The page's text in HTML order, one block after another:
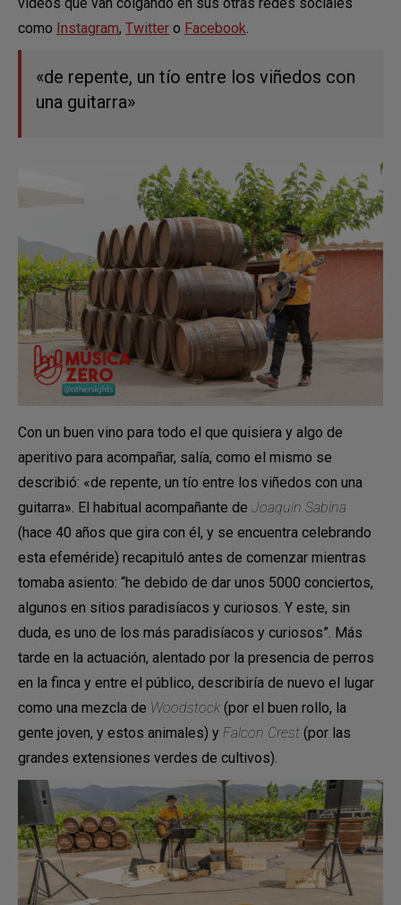
como Instagram, Twitter o Facebook.
«de repente, un tío entre los viñedos con
una guitarra»
Con un buen vino para todo el que quisiera y algo de
aperitivo para acompañar, salía, como el mismo se
describió: «de repente, un tío entre los viñedos con una
guitarra». El habitual acompañante de Joaquín Sabina
(hace 40 años que gira con él, y se encuentra celebrando
esta efeméride) recapituló antes de comenzar mientras
tomaba asiento: “he debido de dar unos 5000 conciertos,
algunos en sitios paradisíacos y curiosos. Y este, sin
duda, es uno de los más paradisíacos y curiosos”. Más
tarde en la actuación, alentado por la presencia de perros
en la finca y entre el público, describiría de nuevo el lugar
como una mezcla de Woodstock(por el buen rollo, la
gente joven, y estos animales) y Falcon Crest (por las
grandes extensiones verdes de cultivos).